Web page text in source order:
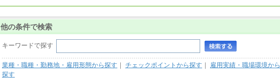
他の条件で検索
キーワードで探す
業種・職種・勤務地・雇用形態から探す ｜ チェックポイントから探す ｜
雇用実績・職場環境から
探す